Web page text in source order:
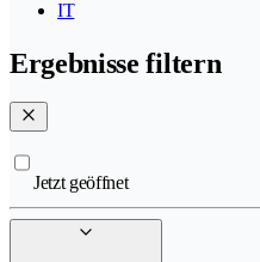
IT
Ergebnisse filtern
Jetzt geöffnet